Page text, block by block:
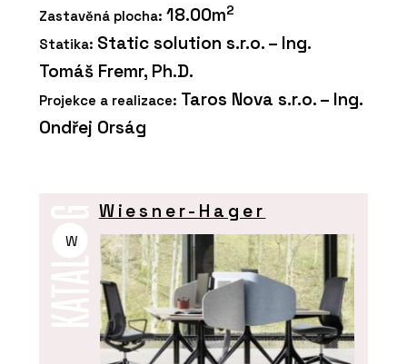
Zastavěná plocha: 18.00m2
Statika: Static solution s.r.o. – Ing.
Tomáš Fremr, Ph.D.
Projekce a realizace: Taros Nova s.r.o. – Ing.
Ondřej Orság
W
Wiesner-Hager